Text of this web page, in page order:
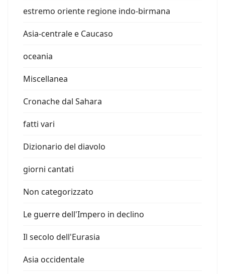
estremo oriente regione indo-birmana
Asia-centrale e Caucaso
oceania
Miscellanea
Cronache dal Sahara
fatti vari
Dizionario del diavolo
giorni cantati
Non categorizzato
Le guerre dell'Impero in declino
Il secolo dell'Eurasia
Asia occidentale